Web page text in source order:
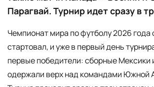
Парагвай. Турнир идет сразу в
Чемпионат мира по футболу 2026
стартовал, и уже в первый день
первые победители: сборные Мексики
одержали верх над командами Южной